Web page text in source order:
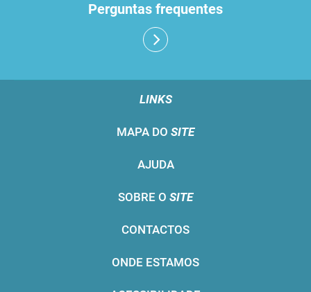
Perguntas frequentes
LINKS
MAPA DO SITE
AJUDA
SOBRE O SITE
CONTACTOS
ONDE ESTAMOS